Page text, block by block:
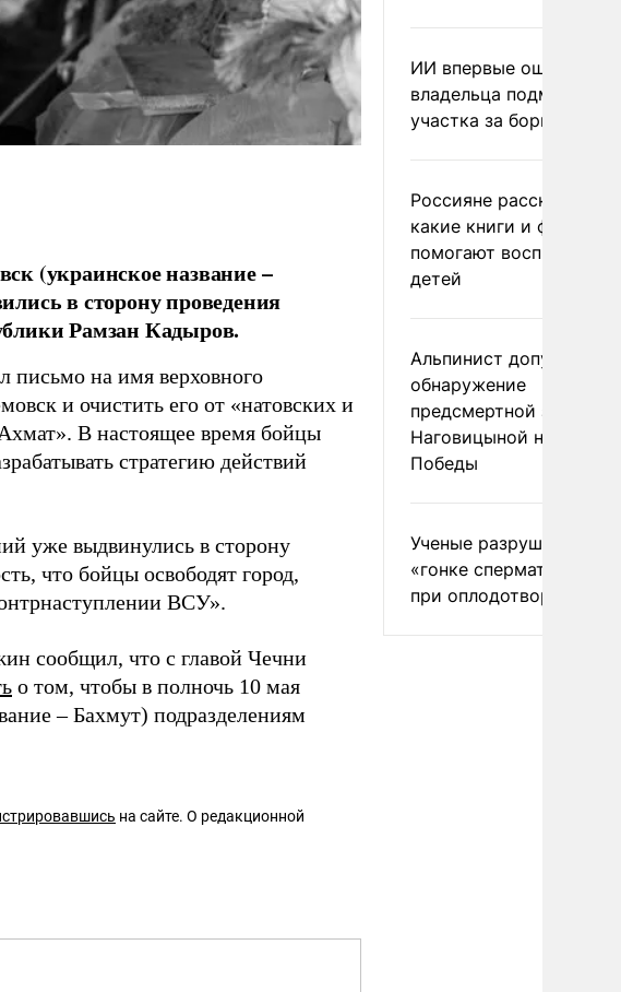
(украинское название –
в сторону проведения
Рамзан Кадыров.
письмо на имя верховного
и очистить его от «натовских и
В настоящее время бойцы
стратегию действий
уже выдвинулись в сторону
что бойцы освободят город,
ВСУ».
сообщил, что с главой Чечни
о том, чтобы в полночь 10 мая
– Бахмут) подразделениям
на сайте. О редакционной
ИИ впервые
владельца
участка за борщевик
Россияне рассказали,
какие книги и фильмы
помогают воспитывать
детей
Альпинист допустил
обнаружение
предсмертной записки
Наговицыной на пике
Победы
Ученые разрушили миф
«гонке
при оплодотворении